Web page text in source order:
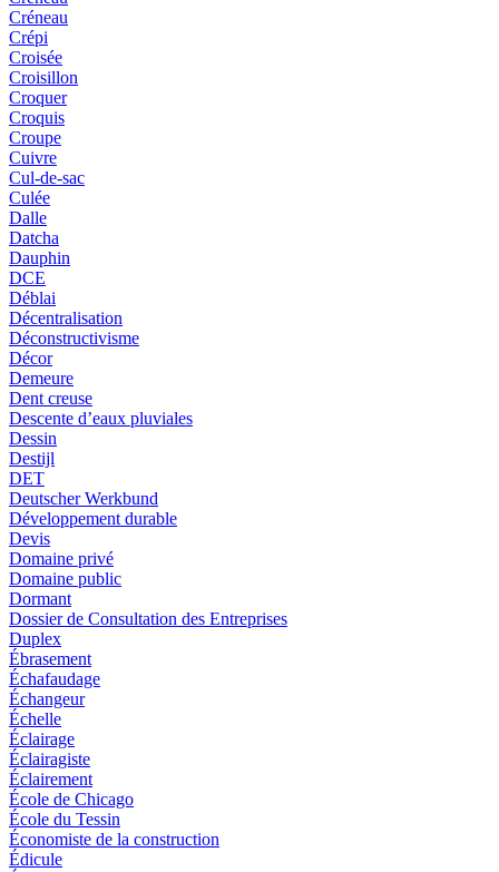
Créneau
Crépi
Croisée
Croisillon
Croquer
Croquis
Croupe
Cuivre
Cul-de-sac
Culée
Dalle
Datcha
Dauphin
DCE
Déblai
Décentralisation
Déconstructivisme
Décor
Demeure
Dent creuse
Descente d’eaux pluviales
Dessin
Destijl
DET
Deutscher Werkbund
Développement durable
Devis
Domaine privé
Domaine public
Dormant
Dossier de Consultation des Entreprises
Duplex
Ébrasement
Échafaudage
Échangeur
Échelle
Éclairage
Éclairagiste
Éclairement
École de Chicago
École du Tessin
Économiste de la construction
Édicule